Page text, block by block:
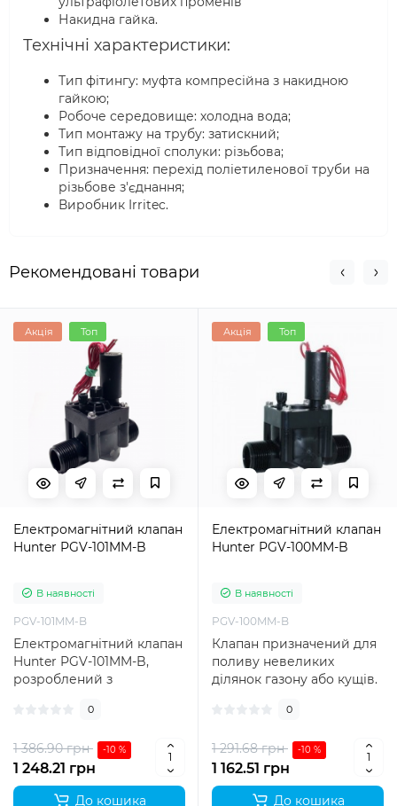
Накидна гайка.
Технічні характеристики:
Тип фітингу: муфта компресійна з накидною
гайкою;
Робоче середовище: холодна вода;
Тип монтажу на трубу: затискний;
Тип відповідної сполуки: різьбова;
Призначення: перехід поліетиленової труби на
різьбове з'єднання;
Виробник Irritec.
Рекомендовані товари
Акція Топ
Електромагнітний клапан
Hunter PGV-101MM-B
В наявності
PGV-101MM-B
Електромагнітний клапан
Hunter PGV-101MM-B,
розроблений з
терміну служби, є на..
0
1 386.90 грн -10 %
1 248.21 грн
До кошика
Акція Топ
Електромагнітний клапан
Hunter PGV-100MM-B
В наявності
PGV-100MM-B
Клапан призначений для
поливу невеликих
ділянок газону або кущів.
0
1 291.68 грн -10 %
1 162.51 грн
До кошика